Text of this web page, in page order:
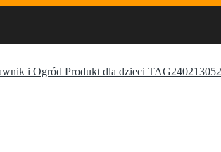
i Ogród Produkt dla dzieci